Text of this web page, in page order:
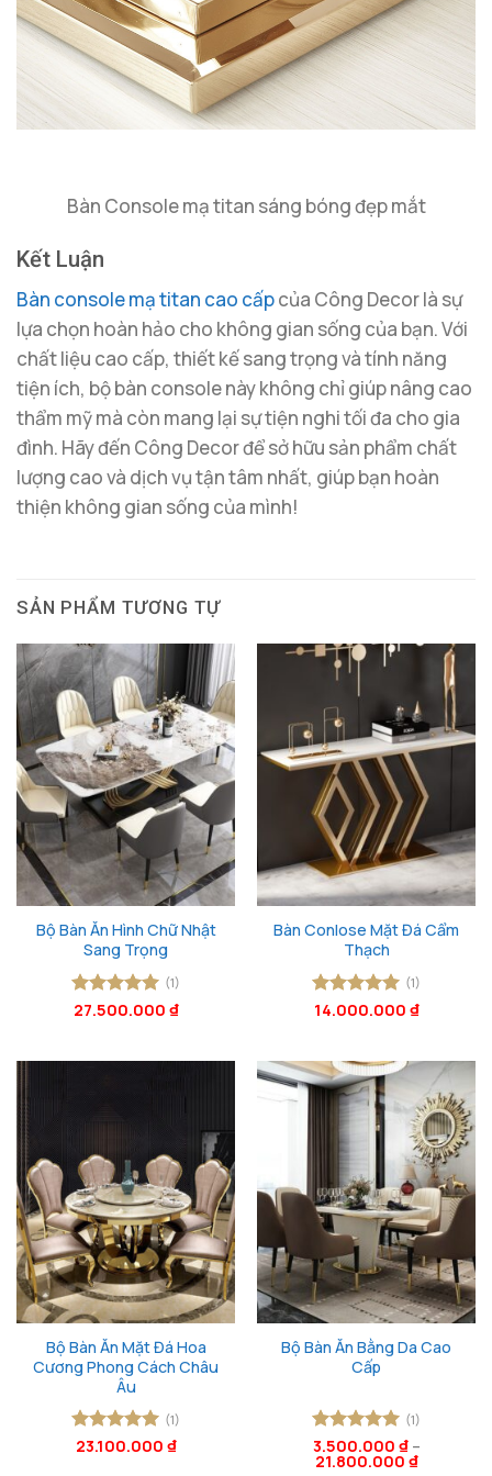
Bàn Console mạ titan sáng bóng đẹp mắt
Kết Luận
Bàn console mạ titan cao cấpcủa Công Decor là sự
lựa chọn hoàn hảo cho không gian sống của bạn. Với
chất liệu cao cấp, thiết kế sang trọng và tính năng
tiện ích, bộ bàn console này không chỉ giúp nâng cao
thẩm mỹ mà còn mang lại sự tiện nghi tối đa cho gia
đình. Hãy đến Công Decor để sở hữu sản phẩm chất
lượng cao và dịch vụ tận tâm nhất, giúp bạn hoàn
thiện không gian sống của mình!
SẢN PHẨM TƯƠNG TỰ
Bộ Bàn Ăn Hình Chữ Nhật
Sang Trọng
Được xếp
(1)
27.500.000 ₫
Bàn Conlose Mặt Đá Cẩm
Thạch
Được xếp
(1)
14.000.000 ₫
Bộ Bàn Ăn Mặt Đá Hoa
Cương Phong Cách Châu
Âu
Được xếp
(1)
23.100.000 ₫
Bộ Bàn Ăn Bằng Da Cao
Cấp
Được xếp
hạng55
(1)
3.500.000 ₫–
21.800.000 ₫